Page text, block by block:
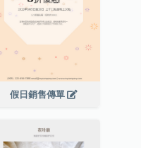
假日銷售傳單